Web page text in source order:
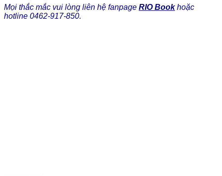
Mọi thắc mắc vui lòng liên hệ fanpage RIO Bookhoặc
hotline 0462-917-850.